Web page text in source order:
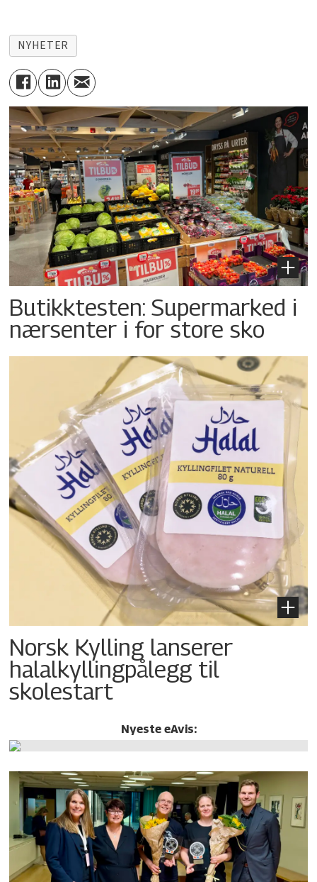
NYHETER
Butikktesten: Supermarked i
nærsenter i for store sko
Norsk Kylling lanserer
halalkylling­pålegg til
skolestart
Nyeste eAvis: